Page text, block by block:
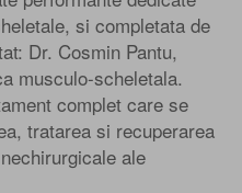
si completata de
Dr. Cosmin Pantu,
musculo-scheletala.
complet care se
tratarea si recuperarea
ale